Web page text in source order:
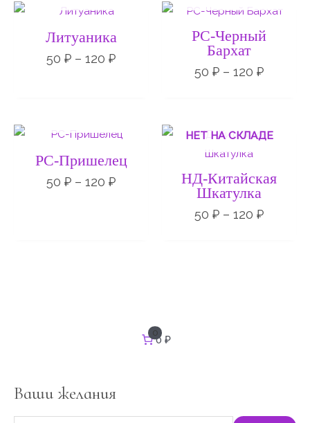
Литуаника
50 ₽ – 120 ₽
Диапазон
–
120 ₽
РС-Черный
Бархат
50 ₽ – 120 ₽
цен:
50 ₽
–
РС-Пришелец
50 ₽ – 120 ₽
Диапазон
цен:
–
120 ₽
НЕТ НА СКЛАДЕ
НД-Китайская
Шкатулка
50 ₽ – 120 ₽
цен:
120 ₽
0
0 ₽
Ваши желания
ь
: